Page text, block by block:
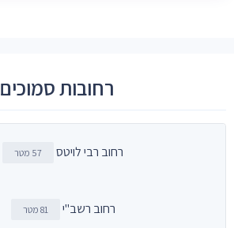
רחובות סמוכים
רחוב רבי לויטס 57 מטר
רחוב רשב"י 81 מטר